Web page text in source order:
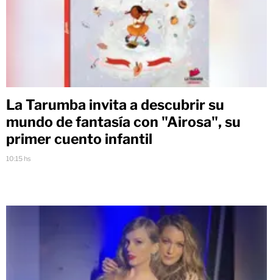
La Tarumba invita a descubrir su
mundo de fantasía con "Airosa", su
primer cuento infantil
10:15 hs